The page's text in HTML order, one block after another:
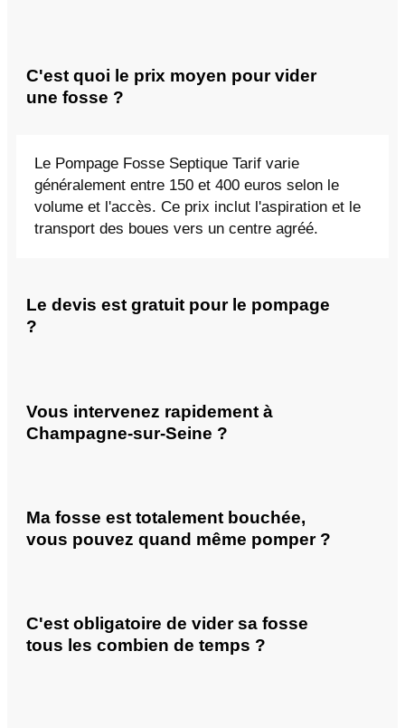
C'est quoi le prix moyen pour vider
une fosse ?
Le Pompage Fosse Septique Tarif varie
généralement entre 150 et 400 euros selon le
volume et l'accès. Ce prix inclut l'aspiration et le
transport des boues vers un centre agréé.
Le devis est gratuit pour le pompage
?
Vous intervenez rapidement à
Champagne-sur-Seine ?
Ma fosse est totalement bouchée,
vous pouvez quand même pomper ?
C'est obligatoire de vider sa fosse
tous les combien de temps ?